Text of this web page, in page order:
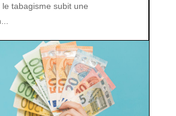
tabagisme subit une